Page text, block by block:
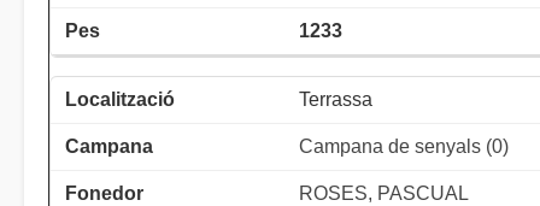
1233
Terrassa
Campana de senyals (0)
ROSES, PASCUAL